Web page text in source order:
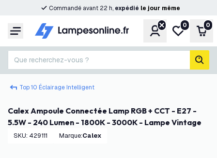
Commandé avant 22 h, expédié le jour même
Menu CompteMa liste de
0 0
Que recherchez-vous ?
Top 10 Éclairage Intelligent
Calex Ampoule Connectée Lamp RGB + CCT - E27 -
5.5W - 240 Lumen - 1800K - 3000K - Lampe Vintage
SKU: 429111 Marque: Calex